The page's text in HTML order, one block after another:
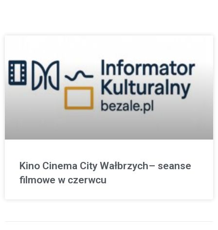
Kino Cinema City Wałbrzych– seanse
filmowe w czerwcu